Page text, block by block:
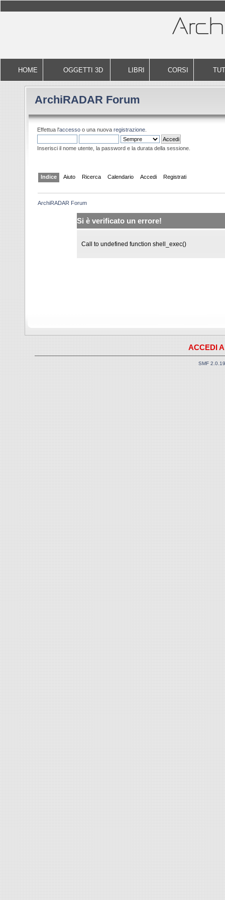
HOME OGGETTI 3D LIBRI CORSI
ArchiRADAR Forum
Effettua l'accesso o una nuova registrazione.
Inserisci il nome utente, la password e la durata della sessione.
Indice Aiuto Ricerca Calendario Accedi Registrati
ArchiRADAR Forum
Si è verificato un errore!
Call to undefined function shell_exec()
ACCEDI
SMF 2.0.19